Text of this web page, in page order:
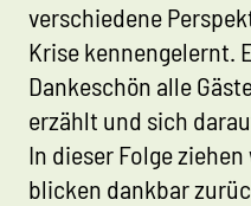
verschiedene
Krise kennengelernt.
Dankeschön alle
erzählt und sich
In dieser Folge
blicken dankbar